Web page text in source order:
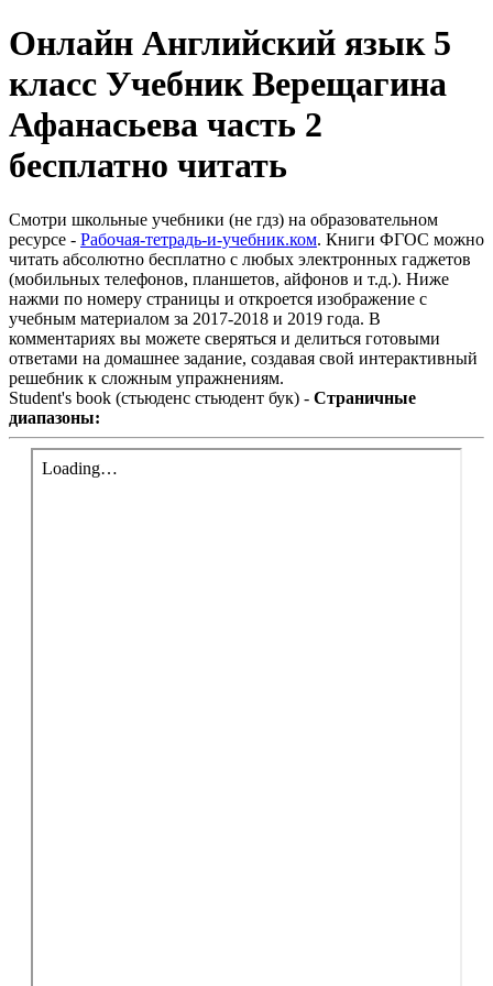
Онлайн Английский язык 5
класс Учебник Верещагина
Афанасьева часть 2
бесплатно читать
Смотри школьные учебники (не гдз) на образовательном
ресурсе - Рабочая-тетрадь-и-учебник.ком. Книги ФГОС можно
читать абсолютно бесплатно с любых электронных гаджетов
(мобильных телефонов, планшетов, айфонов и т.д.). Ниже
нажми по номеру страницы и откроется изображение с
учебным материалом за 2017-2018 и 2019 года. В
комментариях вы можете сверяться и делиться готовыми
ответами на домашнее задание, создавая свой интерактивный
решебник к сложным упражнениям.
Student's book (стьюденс стьюдент бук) - Страничные
диапазоны: